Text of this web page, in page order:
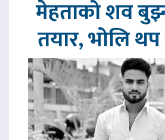
मेहताको शव
तयार, भोलि थप